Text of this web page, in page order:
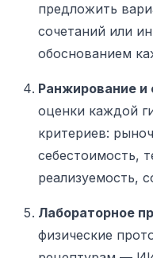
предложить
сочетаний или
обоснованием
Ранжирование и
оценки каждой
критериев:
себестоимость,
реализуемость,
Лабораторное
физические